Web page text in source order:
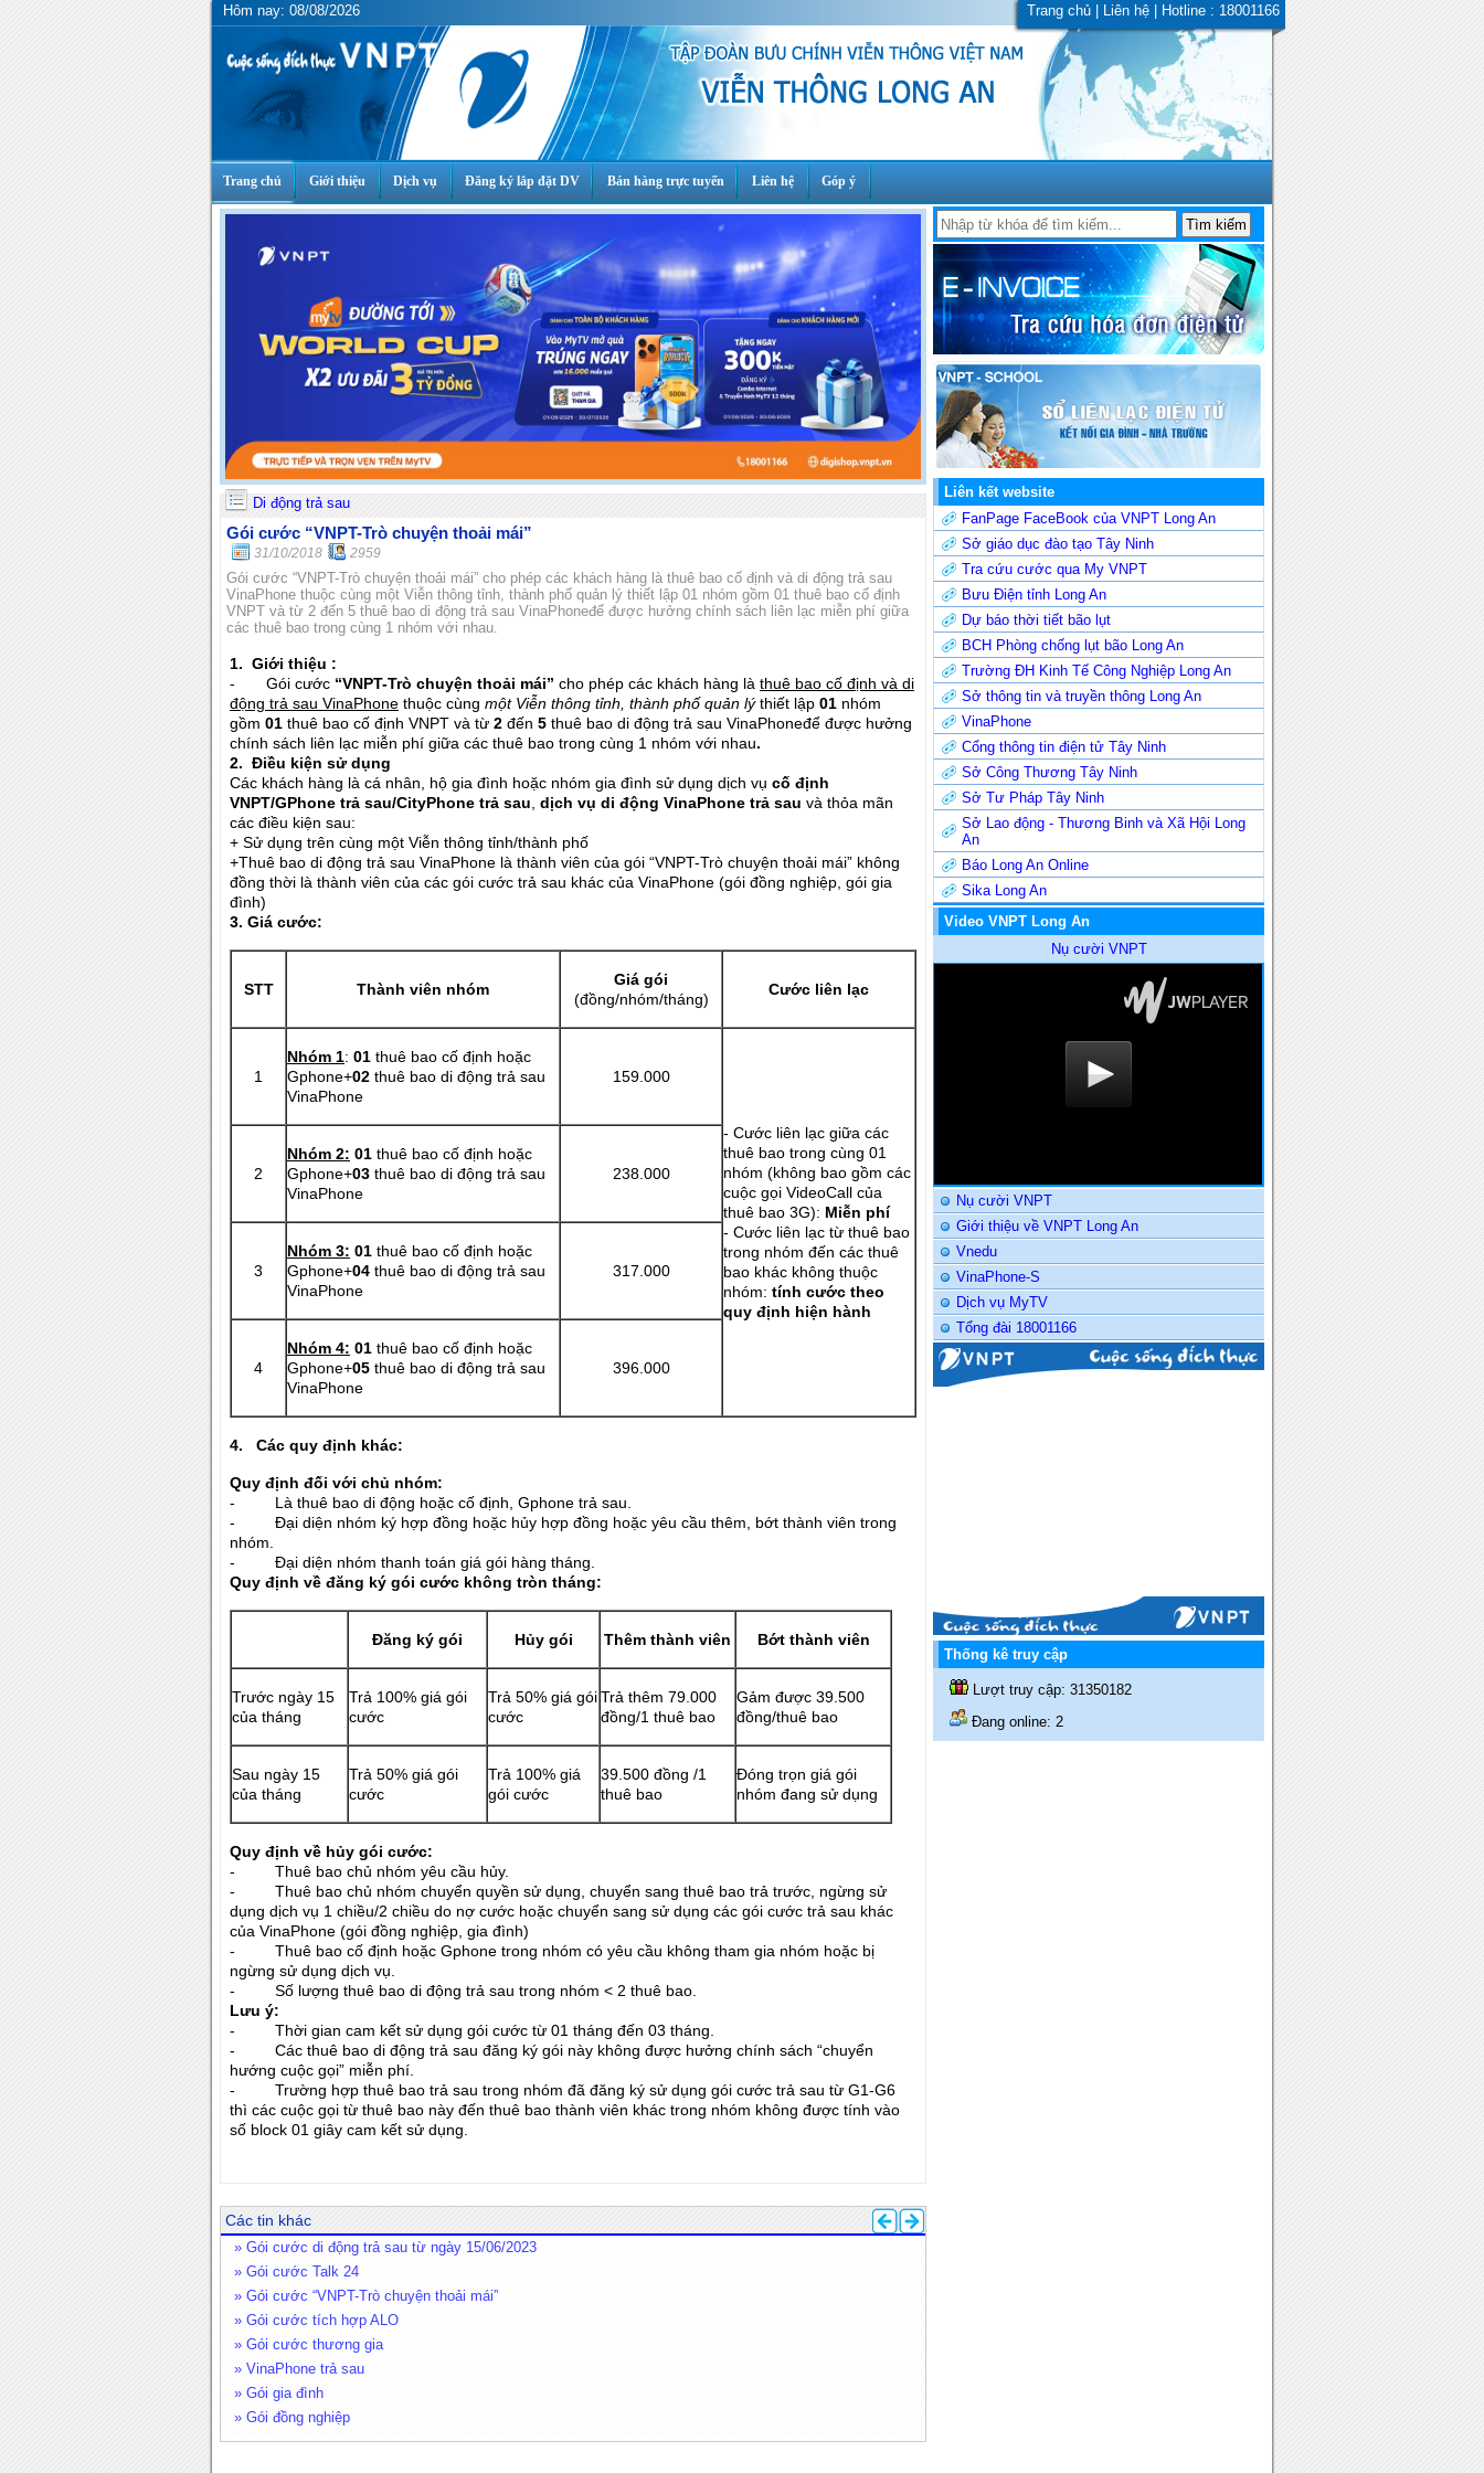
Trang chủ Liên hệ | Hotline : 18001166
Hôm nay: 08/08/2026
Trang chủ Giới thiệu Dịch vụ Đăng ký lắp đặt DV Bán hàng trực tuyến Liên hệ Góp ý
Di động trả sau
Gói cước “VNPT-Trò chuyện thoải mái”
31/10/2018 2959
Gói cước “VNPT-Trò chuyện thoải mái” cho phép các khách hàng là thuê bao cố định và di động trả sau
VinaPhone thuộc cùng một Viễn thông tỉnh, thành phố quản lý thiết lập 01 nhóm gồm 01 thuê bao cố định
VNPT và từ 2 đến 5 thuê bao di động trả sau VinaPhoneđể được hưởng chính sách liên lạc miễn phí giữa
các thuê bao trong cùng 1 nhóm với nhau.
1. Giới thiệu :
- Gói cước “VNPT-Trò chuyện thoải mái” cho phép các khách hàng là thuê bao cố định và di
động trả sau VinaPhone thuộc cùng một Viễn thông tỉnh, thành phố quản lýthiết lập 01 nhóm
gồm 01 thuê bao cố định VNPT và từ 2 đến 5 thuê bao di động trả sau VinaPhoneđể được hưởng
chính sách liên lạc miễn phí giữa các thuê bao trong cùng 1 nhóm với nhau.
2. Điều kiện sử dụng
Các khách hàng là cá nhân, hộ gia đình hoặc nhóm gia đình sử dụng dịch vụ cố định
VNPT/GPhone trả sau/CityPhone trả sau dịch vụ di động VinaPhone trả sau và thỏa mãn
các điều kiện sau:
+ Sử dụng trên cùng một Viễn thông tỉnh/thành phố
+Thuê bao di động trả sau VinaPhone là thành viên của gói “VNPT-Trò chuyện thoải mái” không
đồng thời là thành viên của các gói cước trả sau khác của VinaPhone (gói đồng nghiệp, gói gia
đình)
3. Giá cước:
STT Thành viên nhóm
Giá gói
(đồng/nhóm/tháng)
Cước liên lạc
1
Nhóm 1: 01 thuê bao cố định hoặc
Gphone+02 thuê bao di động trả sau
VinaPhone
159.000
- Cước liên lạc giữa các
thuê bao trong cùng 01
nhóm (không bao gồm các
cuộc gọi VideoCall của
thuê bao 3G): Miễn phí
- Cước liên lạc từ thuê bao
trong nhóm đến các thuê
bao khác không thuộc
nhóm: tính cước theo
quy định hiện hành
2
Nhóm 2: 01 thuê bao cố định hoặc
Gphone+03 thuê bao di động trả sau
VinaPhone
238.000
3
Nhóm 3: 01 thuê bao cố định hoặc
Gphone+04 thuê bao di động trả sau
VinaPhone
317.000
4
Nhóm 4: 01 thuê bao cố định hoặc
Gphone+05 thuê bao di động trả sau
VinaPhone
396.000
4. Các quy định khác:
Quy định đối với chủ nhóm:
- Là thuê bao di động hoặc cố định, Gphone trả sau.
- Đại diện nhóm ký hợp đồng hoặc hủy hợp đồng hoặc yêu cầu thêm, bớt thành viên trong
nhóm.
- Đại diện nhóm thanh toán giá gói hàng tháng.
Quy định về đăng ký gói cước không tròn tháng:
Đăng ký gói Hủy gói Thêm thành viên Bớt thành viên
Trước ngày 15
của tháng
Trả 100% giá gói
cước
Trả 50% giá gói
cước
Trả thêm 79.000
đồng/1 thuê bao
Gảm được 39.500
đồng/thuê bao
Sau ngày 15
của tháng
Trả 50% giá gói
cước
Trả 100% giá
gói cước
39.500 đồng /1
thuê bao
Đóng trọn giá gói
nhóm đang sử dụng
Quy định về hủy gói cước:
- Thuê bao chủ nhóm yêu cầu hủy.
- Thuê bao chủ nhóm chuyển quyền sử dụng, chuyển sang thuê bao trả trước, ngừng sử
dụng dịch vụ 1 chiều/2 chiều do nợ cước hoặc chuyển sang sử dụng các gói cước trả sau khác
của VinaPhone (gói đồng nghiệp, gia đình)
- Thuê bao cố định hoặc Gphone trong nhóm có yêu cầu không tham gia nhóm hoặc bị
ngừng sử dụng dịch vụ.
- Số lượng thuê bao di động trả sau trong nhóm < 2 thuê bao.
Lưu ý:
- Thời gian cam kết sử dụng gói cước từ 01 tháng đến 03 tháng.
- Các thuê bao di động trả sau đăng ký gói này không được hưởng chính sách “chuyển
hướng cuộc gọi” miễn phí.
- Trường hợp thuê bao trả sau trong nhóm đã đăng ký sử dụng gói cước trả sau từ G1-G6
thì các cuộc gọi từ thuê bao này đến thuê bao thành viên khác trong nhóm không được tính vào
số block 01 giây cam kết sử dụng.
Các tin khác
» Gói cước di động trả sau từ ngày 15/06/2023
» Gói cước Talk 24
» Gói cước “VNPT-Trò chuyện thoải mái”
» Gói cước tích hợp ALO
» Gói cước thương gia
» VinaPhone trả sau
» Gói gia đình
» Gói đồng nghiệp
Liên kết website
FanPage FaceBook của VNPT Long An
Sở giáo dục đào tạo Tây Ninh
Tra cứu cước qua My VNPT
Bưu Điện tỉnh Long An
Dự báo thời tiết bão lụt
BCH Phòng chống lụt bão Long An
Trường ĐH Kinh Tế Công Nghiệp Long An
Sở thông tin và truyền thông Long An
VinaPhone
Cổng thông tin điện tử Tây Ninh
Sở Công Thương Tây Ninh
Sở Tư Pháp Tây Ninh
Sở Lao động - Thương Binh và Xã Hội Long
An
Báo Long An Online
Sika Long An
Video VNPT Long An
Nụ cười VNPT
Nụ cười VNPT
Giới thiệu về VNPT Long An
Vnedu
VinaPhone-S
Dịch vụ MyTV
Tổng đài 18001166
Thống kê truy cập
Lượt truy cập: 31350182
Đang online: 2